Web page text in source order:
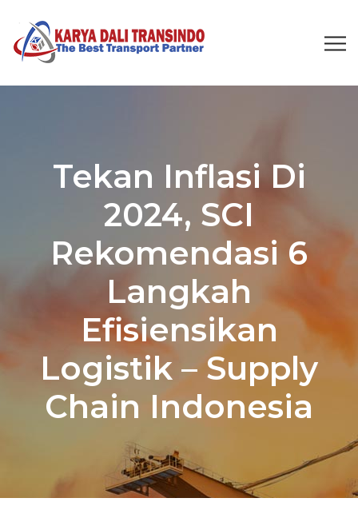
Tekan Inflasi Di
2024, SCI
Rekomendasi 6
Langkah
Efisiensikan
Logistik – Supply
Chain Indonesia